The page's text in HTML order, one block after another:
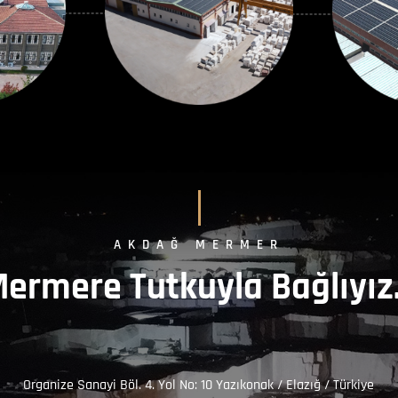
AKDAĞ MERMER
Tutkuyla
Organize Sanayi Böl. 4. Yol No: 10 Yazıkonak / Elazığ / Türkiye